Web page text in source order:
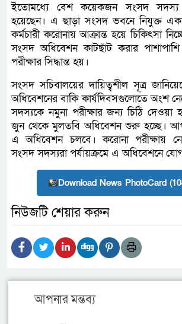
ইতোমধ্যে বেশ কয়েকজন সংসদ সদস্য
হয়েছেন। এ ছাড়া সংসদ ভবনে নিযুক্ত
কর্মচারী করোনায় আক্রান্ত হয়ে চিকিৎসা
সংসদ অধিবেশন কাটছাঁট করার
পরীক্ষার সিদ্ধান্ত হয়।
সংসদ সচিবালয়ের দায়িত্বশীল সূত্র
অধিবেশনের বাকি কার্যদিবসগুলোতে অংশ
সদস্যকে নমুনা পরীক্ষার জন্য চিঠি দেওয়া
জুন থেকে মুলতবি অধিবেশন শুরু হচ্ছে।
এ অধিবেশন চলবে। করোনা পরীক্ষায়
সংসদ সদস্যরা পর্যায়ক্রমে এ অধিবেশনে
Download News PhotoCard
নিউজটি শেয়ার করুন
আপনার মন্তব্য